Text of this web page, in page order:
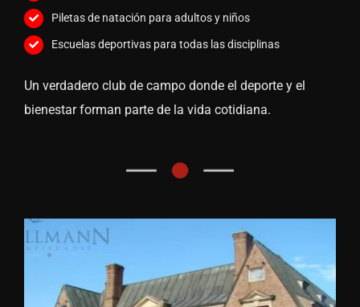
Piletas de natación para adultos y niños
Escuelas deportivas para todas las disciplinas
Un verdadero club de campo donde el deporte y el
bienestar forman parte de la vida cotidiana.